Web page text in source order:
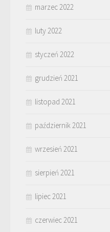
marzec 2022
luty 2022
styczeń 2022
grudzień 2021
listopad 2021
październik 2021
wrzesień 2021
sierpień 2021
lipiec 2021
czerwiec 2021